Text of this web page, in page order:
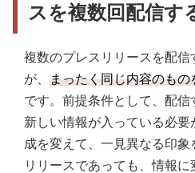
事例5．株式会社カイマ
スを複数回配信す
複数のプレスリリースを配
が、 まったく同じ内容のも
です。前提条件として、配
新しい情報が入っている必
成を変えて、一見異なる印
リリースであっても、情報